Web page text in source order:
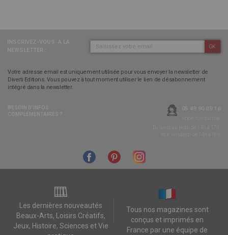
OK
Votre adresse email est uniquement utilisée pour vous envoyer la newsletter de
Diverti Editions. Vous pouvez à tout moment utiliser le lien de désabonnement
intégré dans la newsletter.
Les dernières nouveautés
Beaux-Arts, Loisirs Créatifs,
Jeux, Histoire, Sciences et Vie
Tous nos magazines sont
conçus et imprimés en
France par une équipe de